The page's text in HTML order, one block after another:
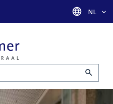
Taal
NL